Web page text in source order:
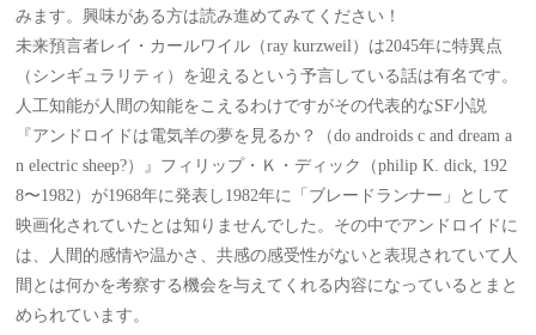
みます。興味がある方は読み進めてみてください！
未来預言者レイ・カールワイル（ray kurzweil）は2045年に特異点
（シンギュラリティ）を迎えるという予言している話は有名です。
人工知能が人間の知能をこえるわけですがその代表的なSF小説
『アンドロイドは電気羊の夢を見るか？（do androids c and dream a
n electric sheep?）』フィリップ・Ｋ・ディック（philip K. dick, 192
8〜1982）が1968年に発表し1982年に「ブレードランナー」として
映画化されていたとは知りませんでした。その中でアンドロイドに
は、人間的感情や温かさ、共感の感受性がないと表現されていて人
間とは何かを考察する機会を与えてくれる内容になっているとまと
められています。